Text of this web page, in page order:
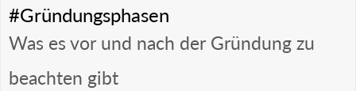
#Gründungsphasen
Was es vor und nach der Gründung zu
beachten gibt